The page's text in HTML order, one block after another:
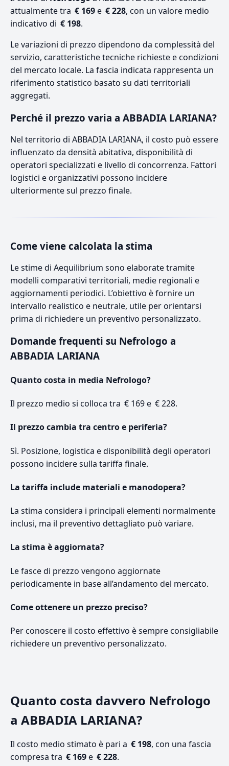
attualmente tra € 169e € 228, con un valore medio
indicativo di € 198.
Le variazioni di prezzo dipendono da complessità del
servizio, caratteristiche tecniche richieste e condizioni
del mercato locale. La fascia indicata rappresenta un
riferimento statistico basato su dati territoriali
aggregati.
Perché il prezzo varia a ABBADIA LARIANA?
Nel territorio di ABBADIA LARIANA, il costo può essere
influenzato da densità abitativa, disponibilità di
operatori specializzati e livello di concorrenza. Fattori
logistici e organizzativi possono incidere
ulteriormente sul prezzo finale.
Come viene calcolata la stima
Le stime di Aequilibrium sono elaborate tramite
modelli comparativi territoriali, medie regionali e
aggiornamenti periodici. L’obiettivo è fornire un
intervallo realistico e neutrale, utile per orientarsi
prima di richiedere un preventivo personalizzato.
Domande frequenti su Nefrologo a
ABBADIA LARIANA
Quanto costa in media Nefrologo?
Il prezzo medio si colloca tra € 169 e € 228.
Il prezzo cambia tra centro e periferia?
Sì. Posizione, logistica e disponibilità degli operatori
possono incidere sulla tariffa finale.
La tariffa include materiali e manodopera?
La stima considera i principali elementi normalmente
inclusi, ma il preventivo dettagliato può variare.
La stima è aggiornata?
Le fasce di prezzo vengono aggiornate
periodicamente in base all’andamento del mercato.
Come ottenere un prezzo preciso?
Per conoscere il costo effettivo è sempre consigliabile
richiedere un preventivo personalizzato.
Quanto costa davvero Nefrologo
a ABBADIA LARIANA?
Il costo medio stimato è pari a € 198, con una fascia
compresa tra € 169e € 228.